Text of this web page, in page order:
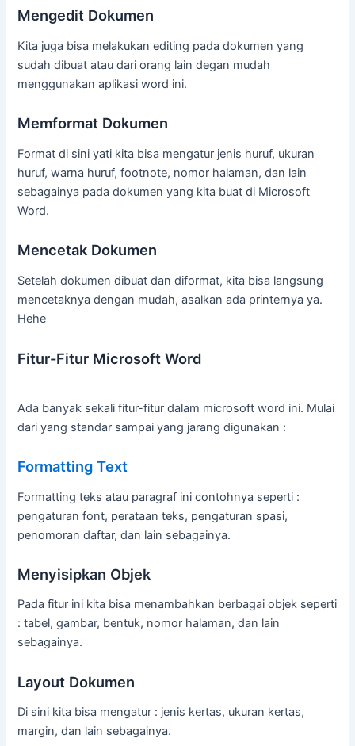
Mengedit Dokumen
Kita juga bisa melakukan editing pada dokumen yang
sudah dibuat atau dari orang lain degan mudah
menggunakan aplikasi word ini.
Memformat Dokumen
Format di sini yati kita bisa mengatur jenis huruf, ukuran
huruf, warna huruf, footnote, nomor halaman, dan lain
sebagainya pada dokumen yang kita buat di Microsoft
Word.
Mencetak Dokumen
Setelah dokumen dibuat dan diformat, kita bisa langsung
mencetaknya dengan mudah, asalkan ada printernya ya.
Hehe
Fitur-Fitur Microsoft Word
Ada banyak sekali fitur-fitur dalam microsoft word ini. Mulai
dari yang standar sampai yang jarang digunakan :
Formatting Text
Formatting teks atau paragraf ini contohnya seperti :
pengaturan font, perataan teks, pengaturan spasi,
penomoran daftar, dan lain sebagainya.
Menyisipkan Objek
Pada fitur ini kita bisa menambahkan berbagai objek seperti
: tabel, gambar, bentuk, nomor halaman, dan lain
sebagainya.
Layout Dokumen
Di sini kita bisa mengatur : jenis kertas, ukuran kertas,
margin, dan lain sebagainya.